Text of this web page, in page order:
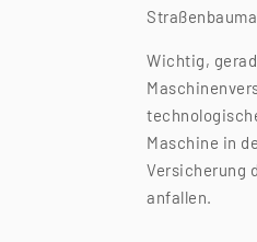
Wichtig,
Maschine in
Versicherung
anfallen.